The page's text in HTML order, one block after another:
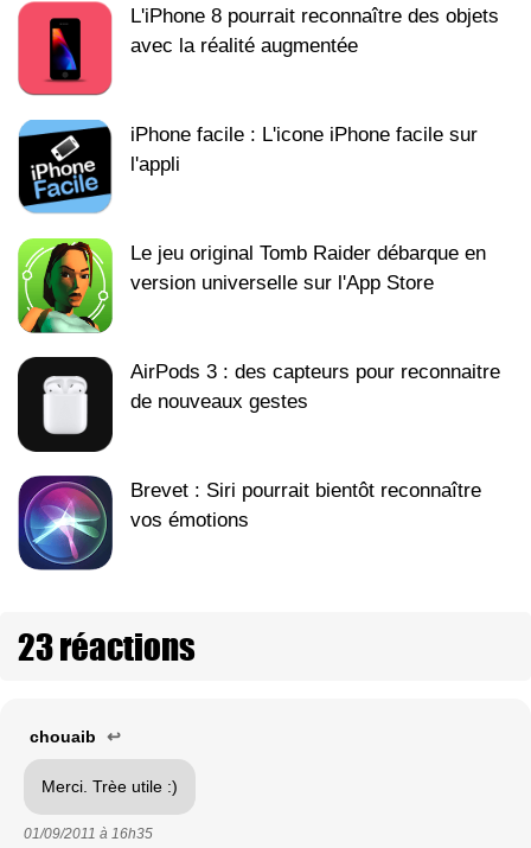
L'iPhone 8 pourrait reconnaître des objets
avec la réalité augmentée
iPhone facile : L'icone iPhone facile sur
l'appli
Le jeu original Tomb Raider débarque en
version universelle sur l'App Store
AirPods 3 : des capteurs pour reconnaitre
de nouveaux gestes
Brevet : Siri pourrait bientôt reconnaître
vos émotions
23 réactions
chouaib ↩
Merci. Trèe utile :)
01/09/2011 à 16h35